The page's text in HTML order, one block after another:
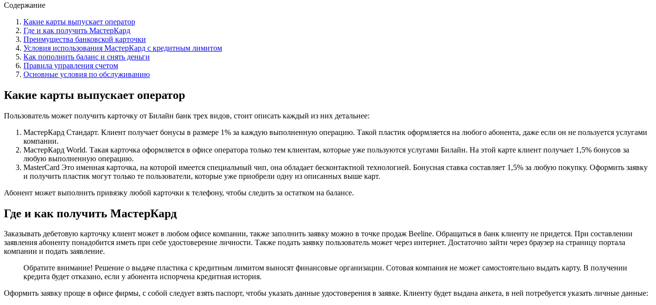
Содержание
Какие карты выпускает оператор
Где и как получить МастерКард
Преимущества банковской карточки
Условия использования МастерКард с кредитным лимитом
Как пополнить баланс и снять деньги
Правила управления счетом
Основные условия по обслуживанию
Какие карты выпускает оператор
Пользователь может получить карточку от Билайн банк трех видов, стоит описать каждый из них детальнее:
МастерКард Стандарт. Клиент получает бонусы в размере 1% за каждую выполненную операцию. Такой пластик оформляется на любого абонента, даже если он не пользуется услугами
компании.
МастерКард World. Такая карточка оформляется в офисе оператора только тем клиентам, которые уже пользуются услугами Билайн. На этой карте клиент получает 1,5% бонусов за
любую выполненную операцию.
MasterCard Это именная карточка, на которой имеется специальный чип, она обладает бесконтактной технологией. Бонусная ставка составляет 1,5% за любую покупку. Оформить заявку
и получить пластик могут только те пользователи, которые уже приобрели одну из описанных выше карт.
Абонент может выполнить привязку любой карточки к телефону, чтобы следить за остатком на балансе.
Где и как получить МастерКард
Заказывать дебетовую карточку клиент может в любом офисе компании, также заполнить заявку можно в точке продаж Beeline. Обращаться в банк клиенту не придется. При составлении
заявления абоненту понадобится иметь при себе удостоверение личности. Также подать заявку пользователь может через интернет. Достаточно зайти через браузер на страницу портала
компании и подать заявление.
Обратите внимание! Решение о выдаче пластика с кредитным лимитом выносят финансовые организации. Сотовая компания не может самостоятельно выдать карту. В получении
кредита будет отказано, если у абонента испорчена кредитная история.
Оформить заявку проще в офисе фирмы, с собой следует взять паспорт, чтобы указать данные удостоверения в заявке. Клиенту будет выдана анкета, в ней потребуется указать личные данные: